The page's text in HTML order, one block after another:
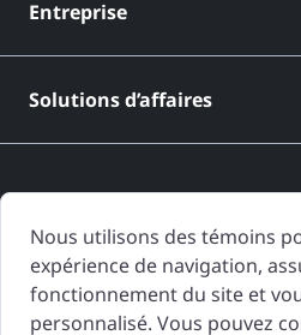
Entreprise
Solutions d’affaires
Les rapports d'historique de véhicule de
uniquement sur l'information fournie à
Nous utilisons des témoins
expérience de navigation,
fonctionnement du site et
personnalisé. Vous pouvez